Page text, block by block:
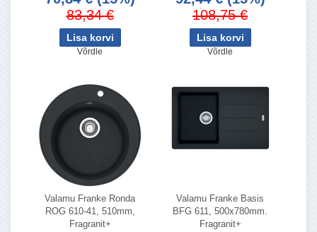
83,34 €
Võrdle
108,75 €
Võrdle
Valamu Franke Ronda
ROG 610-41, 510mm,
Fragranit+
Valamu Franke Basis
BFG 611, 500x780mm.
Fragranit+